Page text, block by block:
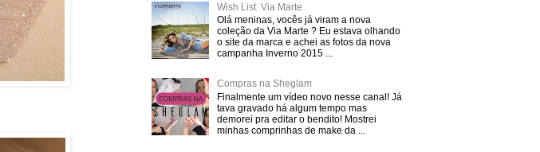
Wish List: Via Marte
Olá meninas, vocês já viram a nova
coleção da Via Marte ? Eu estava olhando
o site da marca e achei as fotos da nova
campanha Inverno 2015 ...
Compras na Sheglam
Finalmente um vídeo novo nesse canal! Já
tava gravado há algum tempo mas
demorei pra editar o bendito! Mostrei
minhas comprinhas de make da ...